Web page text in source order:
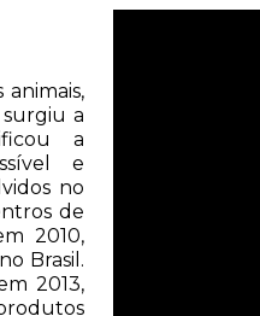
surgiu a
a
e
no
de
2010,
Brasil.
2013,